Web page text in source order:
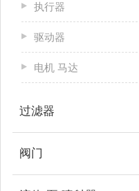
执行器
驱动器
电机 马达
过滤器
阀门